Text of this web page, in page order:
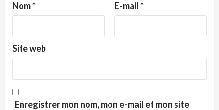
Nom* E-mail*
Site web
Enregistrer mon nom, mon e-mail et mon site